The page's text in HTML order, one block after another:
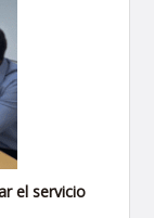
el servicio